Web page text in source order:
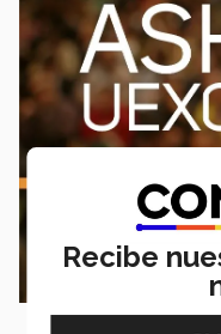
Recibe